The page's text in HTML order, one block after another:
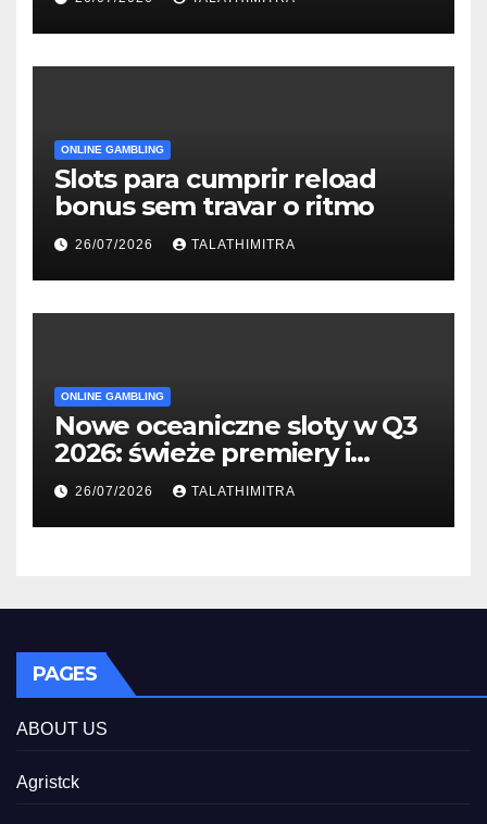
ONLINE GAMBLING
Slots para cumprir reload
bonus sem travar o ritmo
26/07/2026 TALATHIMITRA
ONLINE GAMBLING
Nowe oceaniczne sloty w Q3
2026: świeże premiery i
studia
26/07/2026 TALATHIMITRA
PAGES
ABOUT US
Agristck